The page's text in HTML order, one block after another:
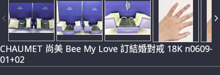
CHAUMET 尚美 Bee My Love 訂結婚對戒 18K n0609-
01+02